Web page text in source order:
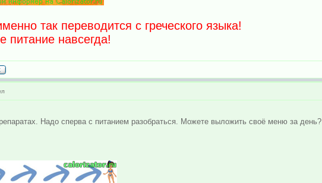
так переводится с греческого языка!
питание навсегда!
Надо сперва с питанием разобраться. Можете выложить своё меню за день?